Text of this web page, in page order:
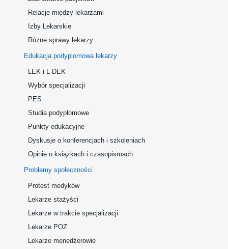
Relacje między lekarzami
Izby Lekarskie
Różne sprawy lekarzy
Edukacja podyplomowa lekarzy
LEK i L-DEK
Wybór specjalizacji
PES
Studia podyplomowe
Punkty edukacyjne
Dyskusje o konferencjach i szkoleniach
Opinie o książkach i czasopismach
Problemy społeczności
Protest medyków
Lekarze stażyści
Lekarze w trakcie specjalizacji
Lekarze POZ
Lekarze menedżerowie